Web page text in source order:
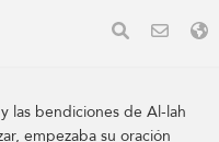
las bendiciones de Al-lah
empezaba su oración